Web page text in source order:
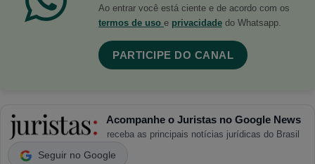
Ao entrar você está ciente e de acordo com os
termos de uso e privacidade do Whatsapp.
PARTICIPE DO CANAL
Acompanhe o Juristas no Google News
receba as principais notícias jurídicas do Brasil
Seguir no Google